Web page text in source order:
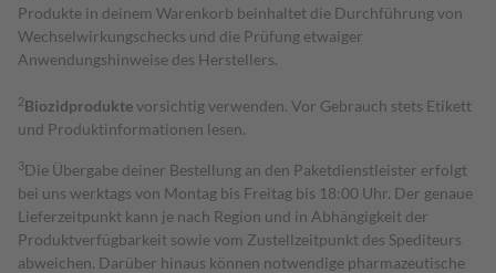
Produkte in deinem Warenkorb beinhaltet die Durchführung von
Wechselwirkungschecks und die Prüfung etwaiger
Anwendungshinweise des Herstellers.
2Biozidproduktevorsichtig verwenden. Vor Gebrauch stets Etikett
und Produktinformationen lesen.
3Die Übergabe deiner Bestellung an den Paketdienstleister erfolgt
bei uns werktags von Montag bis Freitag bis 18:00 Uhr. Der genaue
Lieferzeitpunkt kann je nach Region und in Abhängigkeit der
Produktverfügbarkeit sowie vom Zustellzeitpunkt des Spediteurs
abweichen. Darüber hinaus können notwendige pharmazeutische